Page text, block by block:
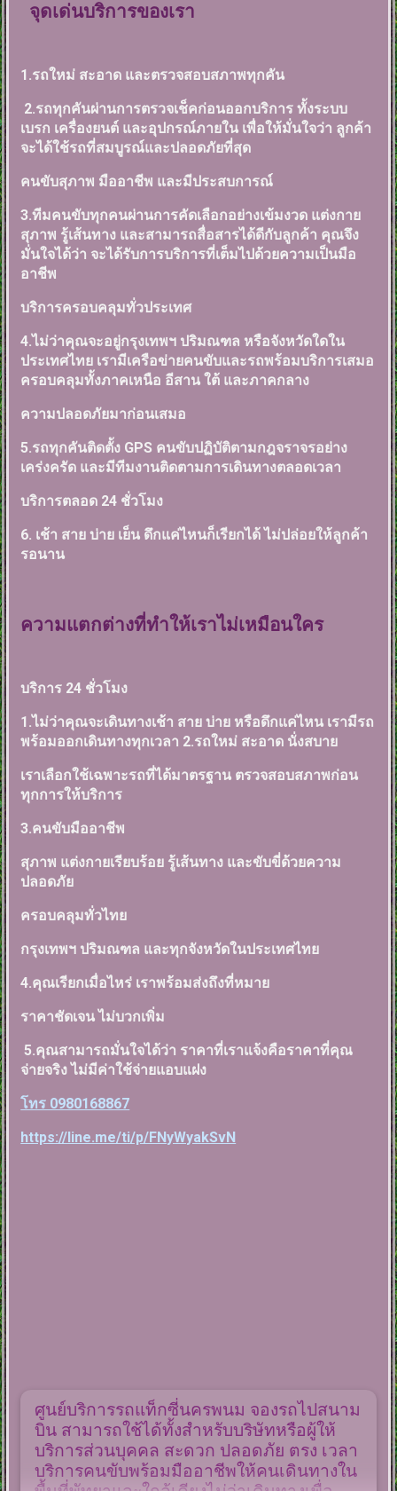
จุดเด่นบริการของเรา
1.รถใหม่ สะอาด และตรวจสอบสภาพทุกคัน
2.รถทุกคันผ่านการตรวจเช็คก่อนออกบริการ ทั้งระบบ
เบรก เครื่องยนต์ และอุปกรณ์ภายใน เพื่อให้มั่นใจว่า ลูกค้า
จะได้ใช้รถที่สมบูรณ์และปลอดภัยที่สุด
คนขับสุภาพ มืออาชีพ และมีประสบการณ์
3.ทีมคนขับทุกคนผ่านการคัดเลือกอย่างเข้มงวด แต่งกาย
สุภาพ รู้เส้นทาง และสามารถสื่อสารได้ดีกับลูกค้า คุณจึง
มั่นใจได้ว่า จะได้รับการบริการที่เต็มไปด้วยความเป็นมือ
อาชีพ
บริการครอบคลุมทั่วประเทศ
4.ไม่ว่าคุณจะอยู่กรุงเทพฯ ปริมณฑล หรือจังหวัดใดใน
ประเทศไทย เรามีเครือข่ายคนขับและรถพร้อมบริการเสมอ
ครอบคลุมทั้งภาคเหนือ อีสาน ใต้ และภาคกลาง
ความปลอดภัยมาก่อนเสมอ
5.รถทุกคันติดตั้ง GPS คนขับปฏิบัติตามกฎจราจรอย่าง
เคร่งครัด และมีทีมงานติดตามการเดินทางตลอดเวลา
บริการตลอด 24 ชั่วโมง
6. เช้า สาย บ่าย เย็น ดึกแค่ไหนก็เรียกได้ ไม่ปล่อยให้ลูกค้า
รอนาน
ความแตกต่างที่ทำให้เราไม่เหมือนใคร
บริการ 24 ชั่วโมง
1.ไม่ว่าคุณจะเดินทางเช้า สาย บ่าย หรือดึกแค่ไหน เรามีรถ
พร้อมออกเดินทางทุกเวลา 2.รถใหม่ สะอาด นั่งสบาย
เราเลือกใช้เฉพาะรถที่ได้มาตรฐาน ตรวจสอบสภาพก่อน
ทุกการให้บริการ
3.คนขับมืออาชีพ
สุภาพ แต่งกายเรียบร้อย รู้เส้นทาง และขับขี่ด้วยความ
ปลอดภัย
ครอบคลุมทั่วไทย
กรุงเทพฯ ปริมณฑล และทุกจังหวัดในประเทศไทย
4.คุณเรียกเมื่อไหร่ เราพร้อมส่งถึงที่หมาย
ราคาชัดเจน ไม่บวกเพิ่ม
5.คุณสามารถมั่นใจได้ว่า ราคาที่เราแจ้งคือราคาที่คุณ
จ่ายจริง ไม่มีค่าใช้จ่ายแอบแฝง
โทร 0980168867
https://line.me/ti/p/FNyWyakSvN
ศูนย์บริการรถแท็กซี่นครพนม จองรถไปสนาม
บิน สามารถใช้ได้ทั้งสำหรับบริษัทหรือผู้ให้
บริการส่วนบุคคล สะดวก ปลอดภัย ตรง เวลา
บริการคนขับพร้อมมืออาชีพให้คนเดินทางใน